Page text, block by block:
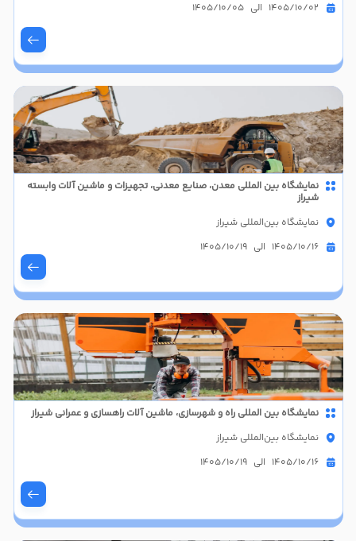
1405/10/02 الی 1405/10/05
نمایشگاه بین المللی معدن، صنایع معدنی، تجهیزات و ماشین آلات وابسته
شیراز
نمایشگاه بین‌المللی شیراز
1405/10/16 الی 1405/10/19
نمایشگاه بین المللی راه و شهرسازی، ماشین آلات راهسازی و عمرانی شیراز
نمایشگاه بین‌المللی شیراز
1405/10/16 الی 1405/10/19